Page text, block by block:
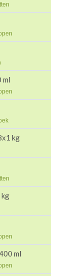
ml
kg
ml